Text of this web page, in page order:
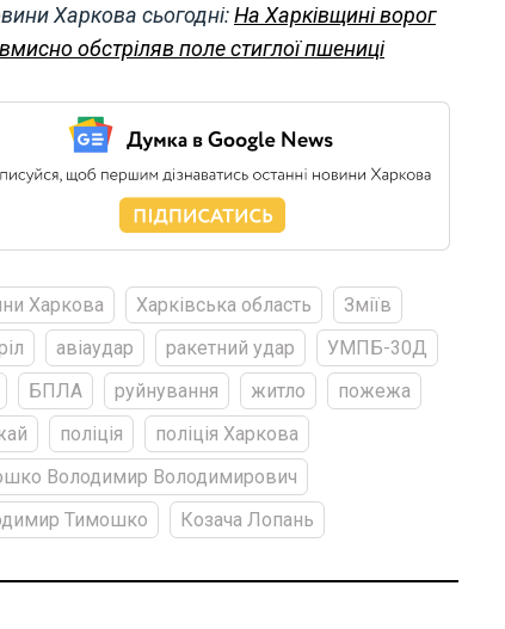
Харкова сьогодні:На Харківщині ворог
обстріляв поле стиглої пшениці
Харкова Харківська область
Зміїв
авіаудар ракетний удар
УМПБ-30Д
БПЛА руйнування житло
пожежа
поліція
поліція Харкова
Володимир Володимирович
Тимошко
Козача Лопань